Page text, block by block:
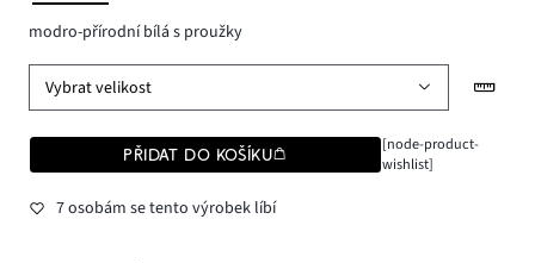
modro-přírodní bílá s proužky
Vybrat velikost
PŘIDAT DO KOŠÍKU
[node-product-
wishlist]
7 osobám se tento výrobek líbí